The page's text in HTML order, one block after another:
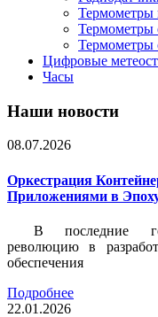
Термометры
Термометры
Термометры
Цифровые
Часы
Наши новости
08.07.2026
Оркестрация
Приложениями в
В последние
революцию в
обеспечения
Подробнее
22.01.2026